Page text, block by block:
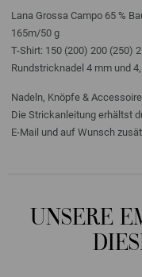
Lana Grossa Campo 65 %
165m/50 g
T-Shirt: 150 (200) 200 (250)
Rundstricknadel 4 mm und
Nadeln, Knöpfe &
Die Strickanleitung erhältst
E-Mail und auf Wunsch
UNSERE